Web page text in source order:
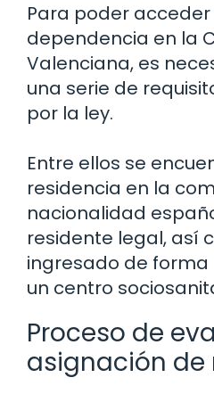
Para poder acceder
dependencia en la
Valenciana, es
una serie de
por la ley.
Entre ellos se
residencia en la
nacionalidad
residente legal, así
ingresado de
un centro
Proceso de
asignación de